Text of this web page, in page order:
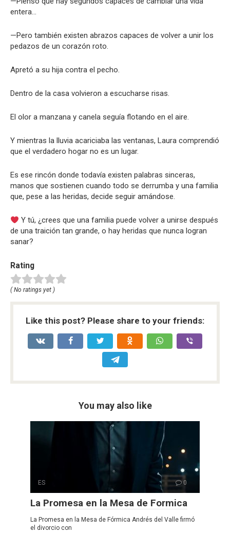
entera…
—Pero también existen abrazos capaces de volver a unir los
pedazos de un corazón roto.
Apretó a su hija contra el pecho.
Dentro de la casa volvieron a escucharse risas.
El olor a manzana y canela seguía flotando en el aire.
Y mientras la lluvia acariciaba las ventanas, Laura comprendió
que el verdadero hogar no es un lugar.
Es ese rincón donde todavía existen palabras sinceras,
manos que sostienen cuando todo se derrumba y una familia
que, pese a las heridas, decide seguir amándose.
Y tú, ¿crees que una familia puede volver a unirse después
de una traición tan grande, o hay heridas que nunca logran
sanar?
Rating
( No ratings yet )
Like this post? Please share to your friends:
You may also like
ES 0
La Promesa en la Mesa de Formica
La Promesa en la Mesa de Fórmica Andrés del Valle firmó
el divorcio con